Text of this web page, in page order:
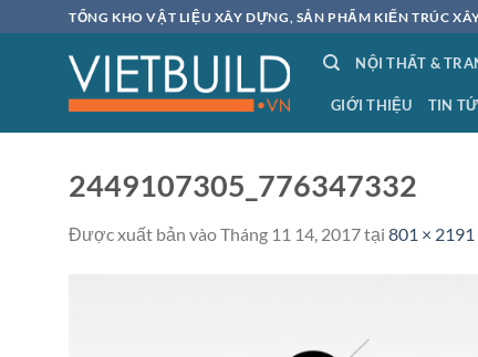
qua
TỔNG KHO VẬT LIỆU XÂY DỰNG, SẢN PHẨM KIẾN TRÚC
NỘI THẤT &
GIỚI THIỆU TIN
2449107305_776347332
Được xuất bản vàoTháng 11 14, 2017tại 801 × 2191